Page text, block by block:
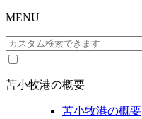
MENU
苫小牧港の概要
苫小牧港の概要